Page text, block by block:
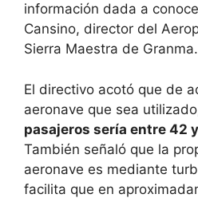
información dada a
Cansino, director del
Sierra Maestra de Granma.
El directivo acotó que de
aeronave que sea
pasajeros sería entre 42
También señaló que la
aeronave es mediante
facilita que en